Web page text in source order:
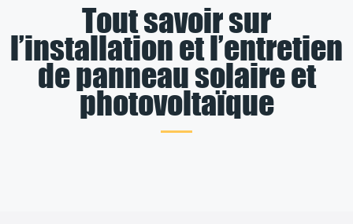
Tout savoir sur
l’installation et l’entretien
de panneau solaire et
photovoltaïque